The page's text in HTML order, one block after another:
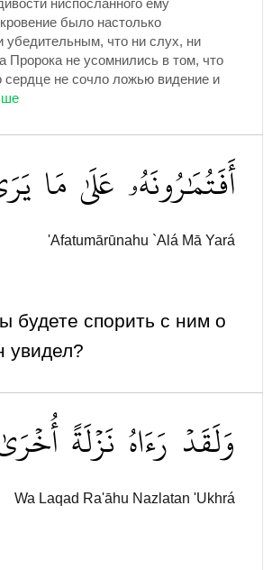
ниспосланного ему
было настолько
что ни слух, ни
Пророка не усомнились в том, что
сердце не сочло ложью видение и
أَفَتُمَٰرُونَهُۥ عَلَىٰ مَا
'Afatumārūnahu `Alá Mā Yará
будете спорить с ним о
увидел?
وَلَقَدۡ رَءَاهُ نَزۡلَةً
Wa Laqad Ra'āhu Nazlatan 'Ukhrá